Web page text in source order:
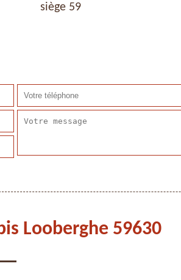
siège 59
Looberghe 59630